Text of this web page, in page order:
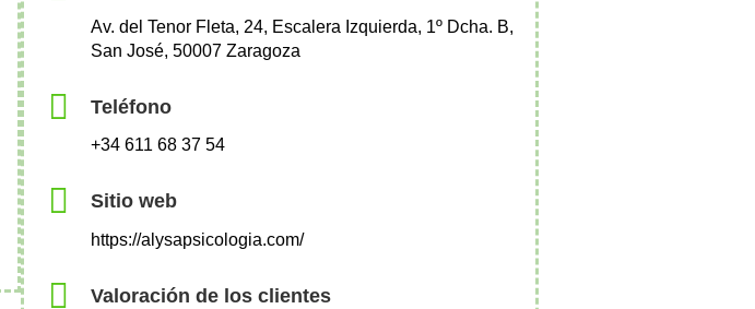
Av. del Tenor Fleta, 24, Escalera Izquierda, 1º Dcha. B,
San José, 50007 Zaragoza
Teléfono
+34 611 68 37 54
Sitio web
https://alysapsicologia.com/
Valoración de los clientes